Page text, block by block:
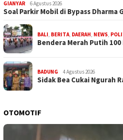
GIANYAR 6 Agustus 2026
Soal Parkir Mobil di Bypass Dharma
BALI BERITA DAERAH NEWS
Bendera Merah Putih
BADUNG 4 Agustus 2026
Sidak Bea Cukai Ngurah
OTOMOTIF